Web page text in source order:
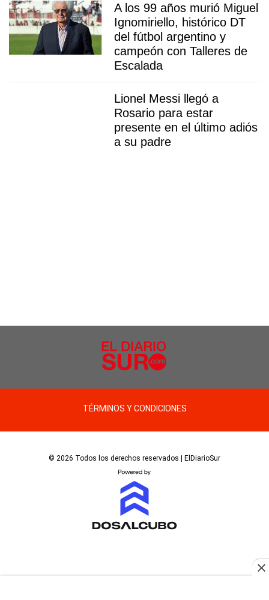
A los 99 años murió Miguel
Ignomiriello, histórico DT
del fútbol argentino y
campeón con Talleres de
Escalada
Lionel Messi llegó a
Rosario para estar
presente en el último adiós
a su padre
TÉRMINOS Y CONDICIONES
© 2026 Todos los derechos reservados | ElDiarioSur